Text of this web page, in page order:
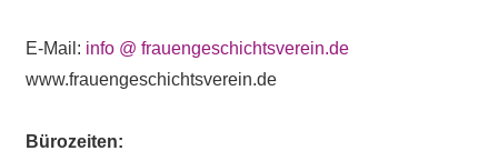
E-Mail: info @ frauengeschichtsverein.de
www.frauengeschichtsverein.de
Bürozeiten: